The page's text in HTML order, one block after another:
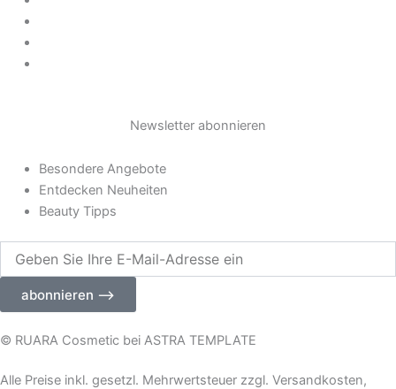
a
m
Newsletter abonnieren
Besondere Angebote
Entdecken Neuheiten
Beauty Tipps
Sie
Adresse
abonnieren ⟶
© RUARA Cosmetic bei ASTRA TEMPLATE
Alle Preise inkl. gesetzl. Mehrwertsteuer zzgl. Versandkosten,